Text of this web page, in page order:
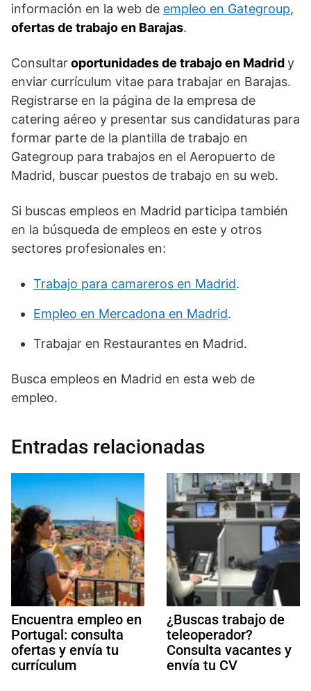
información en la web de empleo en Gategroup,
ofertas de trabajo en Barajas.
Consultaroportunidades de trabajo en Madridy
enviar currículum vitae para trabajar en Barajas.
Registrarse en la página de la empresa de
catering aéreo y presentar sus candidaturas para
formar parte de la plantilla de trabajo en
Gategroup para trabajos en el Aeropuerto de
Madrid, buscar puestos de trabajo en su web.
Si buscas empleos en Madrid participa también
en la búsqueda de empleos en este y otros
sectores profesionales en:
Trabajo para camareros en Madrid.
Empleo en Mercadona en Madrid.
Trabajar en Restaurantes en Madrid.
Busca empleos en Madrid en esta web de
empleo.
Entradas relacionadas
Encuentra empleo en
Portugal: consulta
ofertas y envía tu
currículum
¿Buscas trabajo de
teleoperador?
Consulta vacantes y
envía tu CV